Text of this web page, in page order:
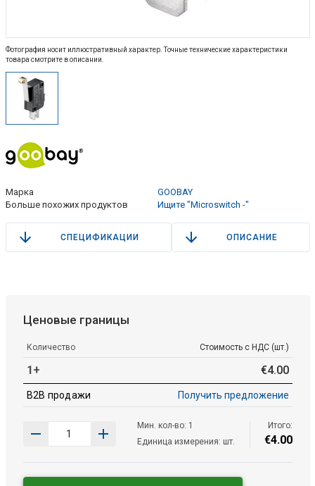
Фотография носит иллюстративный характер. Точные технические характеристики
товара смотрите в описании.
Марка
GOOBAY
Больше похожих продуктов
Ищите "Microswitch -"
СПЕЦИФИКАЦИИ ОПИСАНИЕ
Ценовые границы
Количество Стоимость с НДС (шт.)
1+ €4.00
B2B продажи Получить предложение
Мин. кол-во: 1
Единица измерения: шт.
Итого:
€4.00